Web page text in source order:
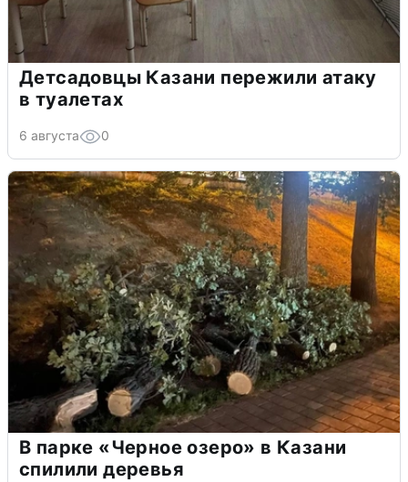
Детсадовцы Казани пережили атаку
в туалетах
6 августа 0
В парке «Черное озеро» в Казани
спилили деревья